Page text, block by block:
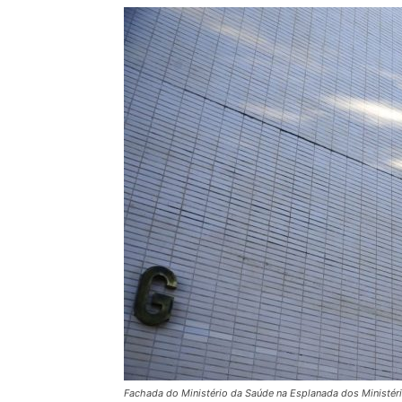
Fachada do Ministério da Saúde na Esplanada dos